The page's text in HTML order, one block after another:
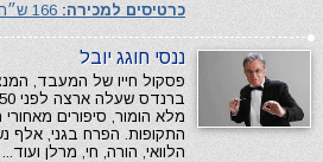
כרטיסים למכירה:
ננסי חוגג יובל
פסקול חייו של המעבד,
מלא הומור, סיפורים
התקופות. הפרח בגני, אלף
הלוואי, הורה, חי, מרלן ועוד...